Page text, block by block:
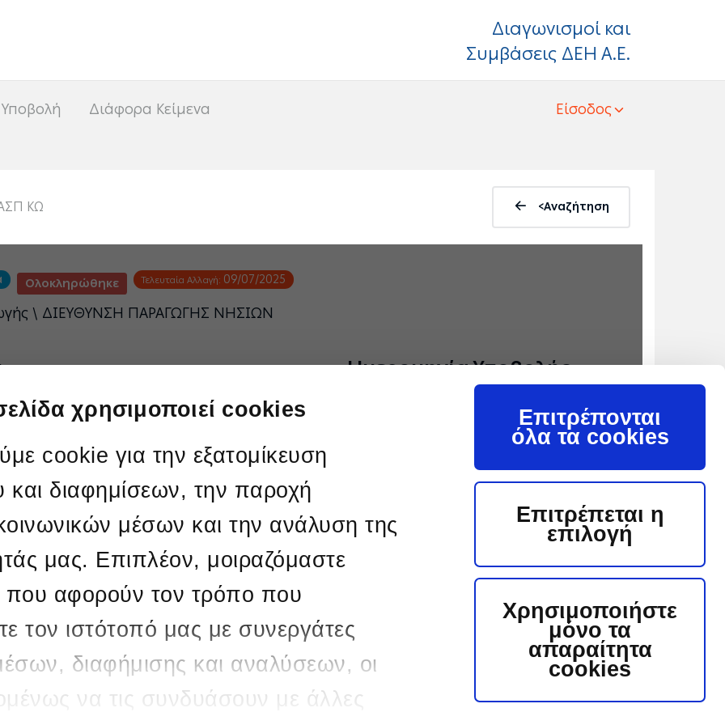
χρησιμοποιεί cookies
cookie για την εξατομίκευση
και διαφημίσεων, την παροχή
μέσων και την ανάλυση της
μας. Επιπλέον, μοιραζόμαστε
που αφορούν τον τρόπο που
τον ιστότοπό μας με συνεργάτες
διαφήμισης και αναλύσεων, οι
να τις συνδυάσουν με άλλες
Επιτρέπονται
όλα τα cookies
Επιτρέπεται η
επιλογή
Χρησιμοποιήστε
μόνο τα
απαραίτητα
cookies
Διαγωνισμοί και
Συμβάσεις ΔΕΗ Α.Ε.
Υποβολή Διάφορα Κείμενα Είσοδος
ΚΩ <Αναζήτηση
Ολοκληρώθηκε Τελευταία Αλλαγή: 09/07/2025
\ ΔΙΕΥΘΥΝΣΗ ΠΑΡΑΓΩΓΗΣ ΝΗΣΙΩΝ
Ημερομηνία Υποβολής
Ημερομηνία (μέρα/μήνας/έτος) & 'Ωρα
Στοιχεία Υποβολής
Καλέστε μας για πληροφορίες σχετικά με την υποβολή
Υποβολή:
email: z.melianou@ppcgroup.com Τηλέφωνο:
22450 59202
ΠΑΡΑΓΩΓΗΣ ΝΗΣΙΩΝ
O διαγωνισμός
ολοκληρώθηκε